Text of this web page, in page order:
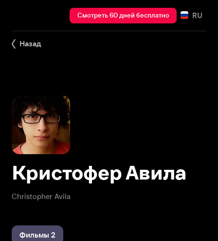
Смотреть 60 дней бесплатно RU
Назад
Christopher Avila
Кристофер Авила
Фильмы 2